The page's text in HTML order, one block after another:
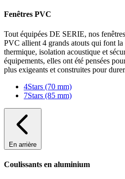
Fenêtres PVC
Tout équipées DE SERIE, nos
PVC allient 4 grands atouts qui font
thermique, isolation acoustique et
équipements, elles ont été pensées
plus exigeants et construites pour
4Stars (70 mm)
7Stars (85 mm)
En arrière
Coulissants en aluminium